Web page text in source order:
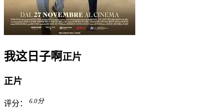
我这日子啊正片
正片
评分： 6.0分